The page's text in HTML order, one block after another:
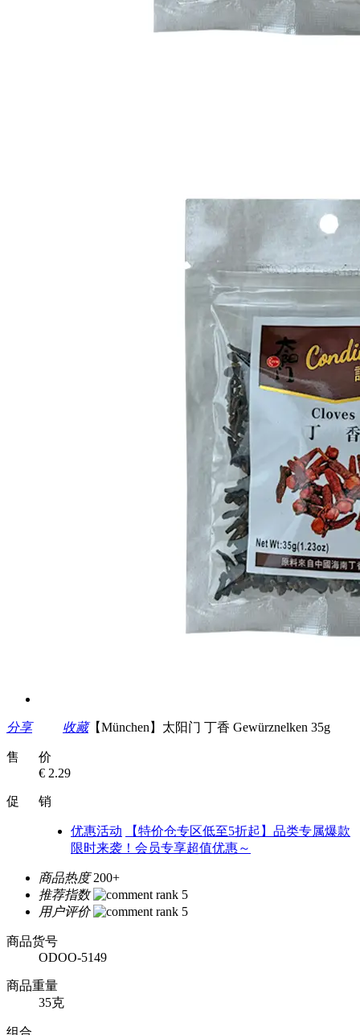
分享 收藏【München】太阳门 丁香 Gewürznelken 35g
售 价
€ 2.29
促 销
优惠活动
【特价仓专区低至5折起】品类专属爆款
限时来袭！会员专享超值优惠～
商品热度 200+
推荐指数
用户评价
商品货号
ODOO-5149
商品重量
35克